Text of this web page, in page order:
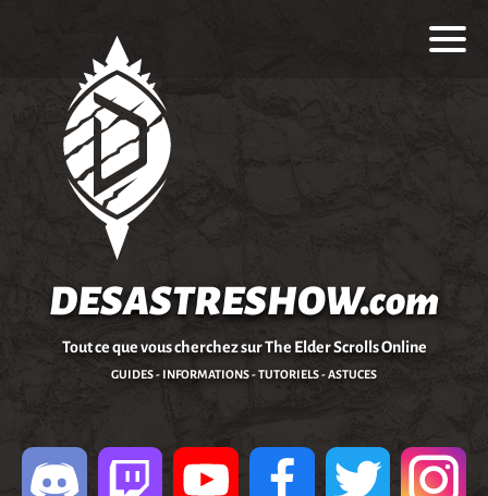
DESASTRESHOW.com
Tout ce que vous cherchez sur The Elder Scrolls Online
GUIDES - INFORMATIONS - TUTORIELS - ASTUCES